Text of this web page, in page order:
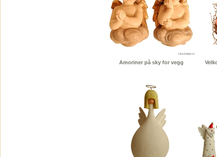
Amoriner på sky for vegg